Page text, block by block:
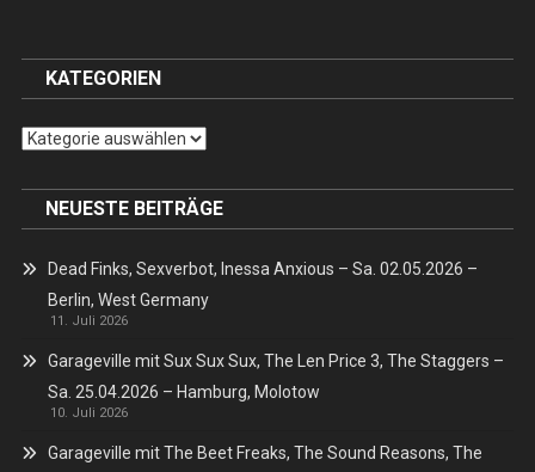
KATEGORIEN
Kategorien
NEUESTE BEITRÄGE
Dead Finks, Sexverbot, Inessa Anxious – Sa. 02.05.2026 –
Berlin, West Germany
11. Juli 2026
Garageville mit Sux Sux Sux, The Len Price 3, The Staggers –
Sa. 25.04.2026 – Hamburg, Molotow
10. Juli 2026
Garageville mit The Beet Freaks, The Sound Reasons, The